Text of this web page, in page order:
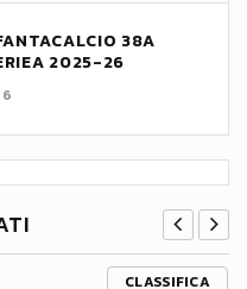
38A
2025-26
CLASSIFICA